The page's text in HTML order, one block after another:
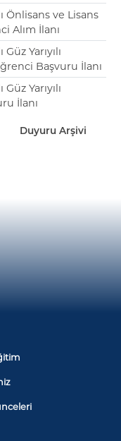
Önlisans ve Lisans
Alım İlanı
Yarıyılı
Başvuru İlanı
Yarıyılı
İlanı
Duyuru Arşivi